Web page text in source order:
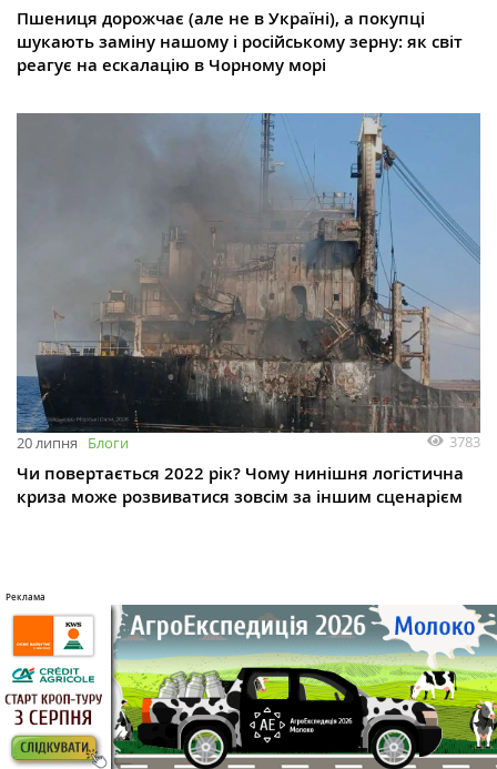
Пшениця дорожчає (але не в Україні), а покупці
шукають заміну нашому і російському зерну: як світ
реагує на ескалацію в Чорному морі
20 липня Блоги 3783
Чи повертається 2022 рік? Чому нинішня логістична
криза може розвиватися зовсім за іншим сценарієм